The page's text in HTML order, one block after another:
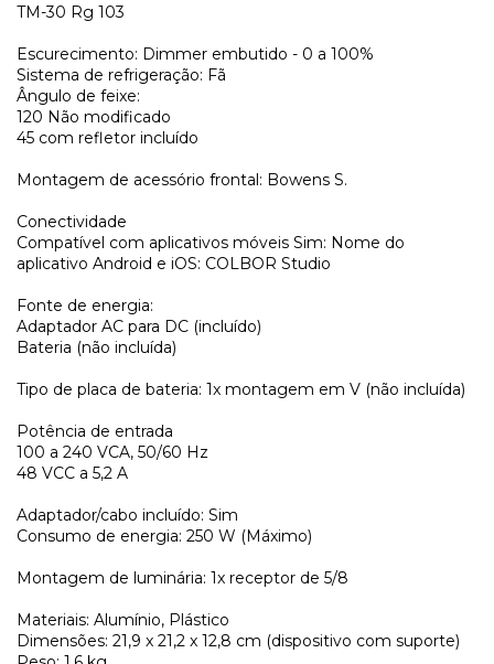
TM-30 Rg 103
Escurecimento: Dimmer embutido - 0 a 100%
Sistema de refrigeração: Fã
Ângulo de feixe:
120 Não modificado
45 com refletor incluído
Montagem de acessório frontal: Bowens S.
Conectividade
Compatível com aplicativos móveis Sim: Nome do
aplicativo Android e iOS: COLBOR Studio
Fonte de energia:
Adaptador AC para DC (incluído)
Bateria (não incluída)
Tipo de placa de bateria: 1x montagem em V (não incluída)
Potência de entrada
100 a 240 VCA, 50/60 Hz
48 VCC a 5,2 A
Adaptador/cabo incluído: Sim
Consumo de energia: 250 W (Máximo)
Montagem de luminária: 1x receptor de 5/8
Materiais: Alumínio, Plástico
Dimensões: 21,9 x 21,2 x 12,8 cm (dispositivo com suporte)